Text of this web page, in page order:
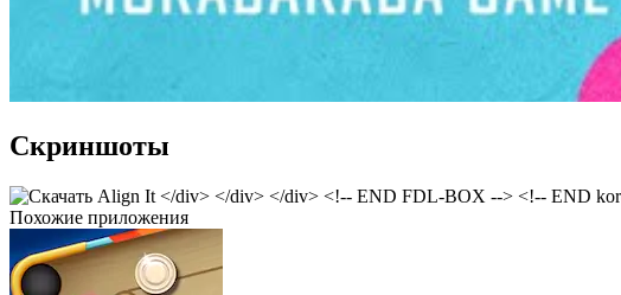
Скриншоты
Похожие приложения